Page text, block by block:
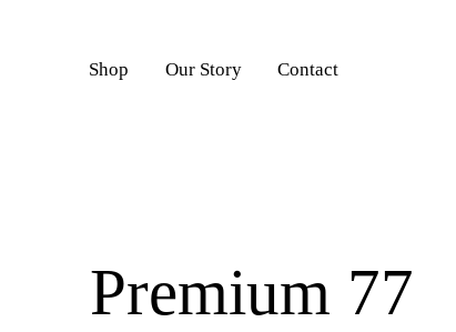
Shop Our Story Contact
Premium 77